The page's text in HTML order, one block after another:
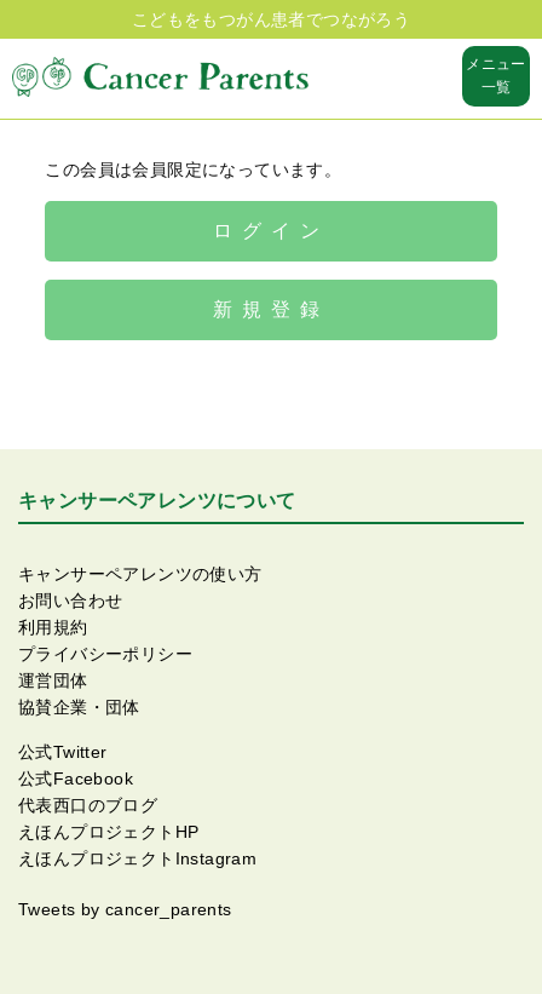
こどもをもつがん患者でつながろう
メニュー
一覧
この会員は会員限定になっています。
ログイン
新規登録
キャンサーペアレンツについて
キャンサーペアレンツの使い方
お問い合わせ
利用規約
プライバシーポリシー
運営団体
協賛企業・団体
公式Twitter
公式Facebook
代表西口のブログ
えほんプロジェクトHP
えほんプロジェクトInstagram
Tweets by cancer_parents